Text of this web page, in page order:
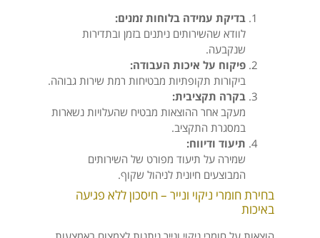
בדיקת עמידה בלוחות זמנים:
לוודא שהשירותים ניתנים בזמן ובתדירות
שנקבעה.
פיקוח על איכות העבודה:
ביקורות תקופתיות מבטיחות רמת שירות גבוהה.
בקרה תקציבית:
מעקב אחר ההוצאות מבטיח שהעלויות נשארות
במסגרת התקציב.
תיעוד ודיווח:
שמירה על תיעוד מפורט של השירותים
המבוצעים חיונית לניהול שקוף.
בחירת חומרי ניקוי ונייר – חיסכון ללא פגיעה
באיכות